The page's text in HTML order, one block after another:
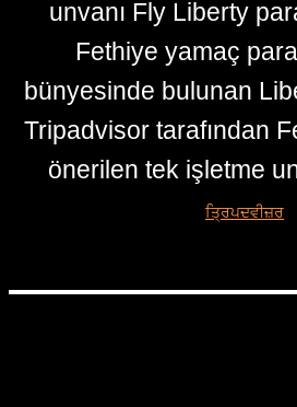
unvanı Fly Liberty
Fethiye yamaç
bünyesinde bulunan
Tripadvisor tarafından
önerilen tek işletme
ਤ੍ਰਿਪਦਵੀਜ਼ਰ